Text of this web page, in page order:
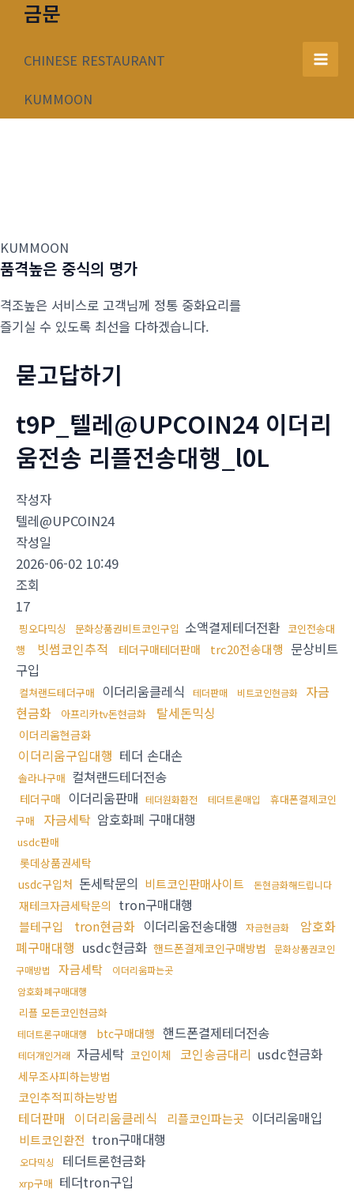
너
금문
CHINESE RESTAURANT
KUMMOON
Main
KUMMOON
품격높은 중식의 명가
격조높은 서비스로 고객님께 정통 중화요리를
즐기실 수 있도록 최선을 다하겠습니다.
묻고답하기
t9P_텔레@UPCOIN24 이더리
움전송 리플전송대행_l0L
작성자
텔레@UPCOIN24
작성일
2026-06-02 10:49
조회
17
핑오다믹싱 문화상품권비트코인구입 소액결제테더전환 코인전송대
행
빗썸코인추적 테더구매테더판매 trc20전송대행 문상비트
구입
컬쳐랜드테더구매 이더리움클레식 테더판매 비트코인현금화
자금
현금화
아프리카tv돈현금화 탈세돈믹싱
이더리움현금화
이더리움구입대행 테더 손대손
솔라나구매 컬쳐랜드테더전송
테더구매 이더리움판매 테더원화환전 테더트론매입
휴대폰결제코인
구매
자금세탁 암호화폐 구매대행
usdc판매
롯데상품권세탁
usdc구입처 돈세탁문의 비트코인판매사이트 돈현금화해드립니다
재테크자금세탁문의 tron구매대행
블테구입 tron현금화 이더리움전송대행 자금현금화
암호화
폐구매대행 usdc현금화 핸드폰결제코인구매방법
문화상품권코인
구매방법
자금세탁
이더리움파는곳
암호화폐구매대행
리플 모든코인현금화
테더트론구매대행 btc구매대행 핸드폰결제테더전송
테더개인거래 자금세탁 코인이체 코인송금대리 usdc현금화
세무조사피하는방법
코인추적피하는방법
테더판매 이더리움클레식 리플코인파는곳 이더리움매입
비트코인환전 tron구매대행
오다믹싱 테더트론현금화
xrp구매 테더tron구입